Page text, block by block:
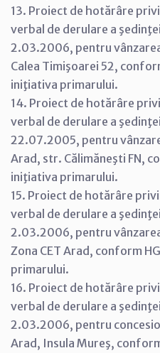
13. Proiect de hotărâre
verbal de derulare a
2.03.2006, pentru
Calea Timişoarei 52,
iniţiativa primarului.
14. Proiect de hotărâre
verbal de derulare a
22.07.2005, pentru
Arad, str. Călimăneşti FN,
iniţiativa primarului.
15. Proiect de hotărâre
verbal de derulare a
2.03.2006, pentru
Zona CET Arad, conform
primarului.
16. Proiect de hotărâre
verbal de derulare a
2.03.2006, pentru
Arad, Insula Mureş,